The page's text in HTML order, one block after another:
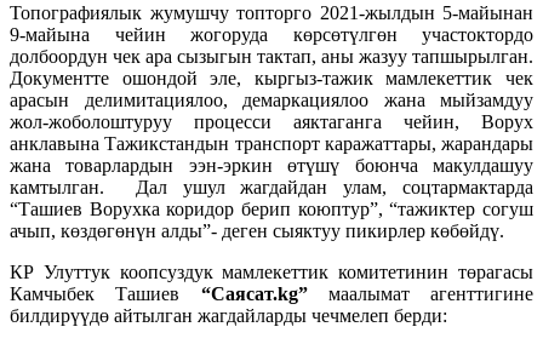
Топографиялык жумушчу топторго 2021-жылдын 5-майынан
9-майына чейин жогоруда көрсөтүлгөн участоктордо
долбоордун чек ара сызыгын тактап, аны жазуу тапшырылган.
Документте ошондой эле, кыргыз-тажик мамлекеттик чек
арасын делимитациялоо, демаркациялоо жана мыйзамдуу
жол-жоболоштуруу процесси аяктаганга чейин, Ворух
анклавына Тажикстандын транспорт каражаттары, жарандары
жана товарлардын ээн-эркин өтүшү боюнча макулдашуу
камтылган. Дал ушул жагдайдан улам, соцтармактарда
“Ташиев Ворухка коридор берип коюптур”, “тажиктер согуш
ачып, көздөгөнүн алды”- деген сыяктуу пикирлер көбөйдү.
КР Улуттук коопсуздук мамлекеттик комитетинин төрагасы
Камчыбек Ташиев “Саясат.kg”маалымат агенттигине
билдирүүдө айтылган жагдайларды чечмелеп берди: